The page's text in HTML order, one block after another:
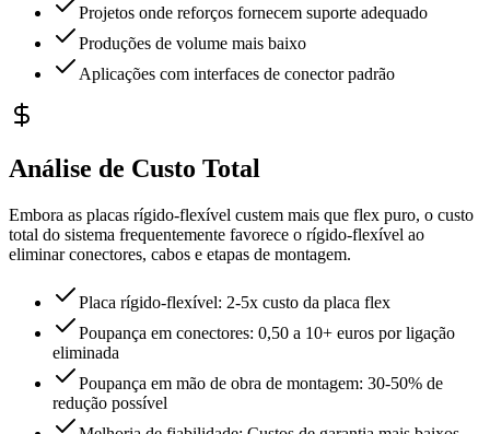
Projetos onde reforços fornecem suporte adequado
Produções de volume mais baixo
Aplicações com interfaces de conector padrão
Análise de Custo Total
Embora as placas rígido-flexível custem mais que flex puro, o custo
total do sistema frequentemente favorece o rígido-flexível ao
eliminar conectores, cabos e etapas de montagem.
Placa rígido-flexível: 2-5x custo da placa flex
Poupança em conectores: 0,50 a 10+ euros por ligação
eliminada
Poupança em mão de obra de montagem: 30-50% de
redução possível